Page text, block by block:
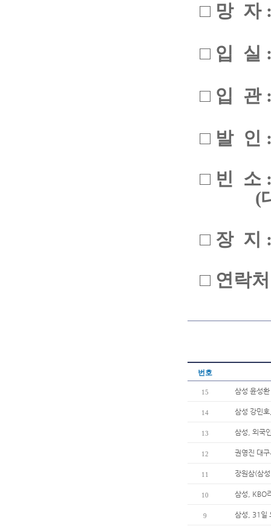
□ 망 자
□ 입 실 :
□ 입 관 :
□ 발 인 :
□ 빈 소
(
□ 장 지
□ 연락
번호
15 삼성 윤성
14 삼성 강민
13 삼성, 외국
12 권영진 대
11 장원삼(삼
10 삼성, KBO
9 삼성, 31일